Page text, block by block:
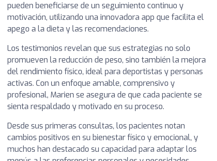
pueden beneficiarse de un seguimiento continuo y
motivación, utilizando una innovadora app que facilita el
apego a la dieta y las recomendaciones.
Los testimonios revelan que sus estrategias no solo
promueven la reducción de peso, sino también la mejora
del rendimiento físico, ideal para deportistas y personas
activas. Con un enfoque amable, comprensivo y
profesional, Marien se asegura de que cada paciente se
sienta respaldado y motivado en su proceso.
Desde sus primeras consultas, los pacientes notan
cambios positivos en su bienestar físico y emocional, y
muchos han destacado su capacidad para adaptar los